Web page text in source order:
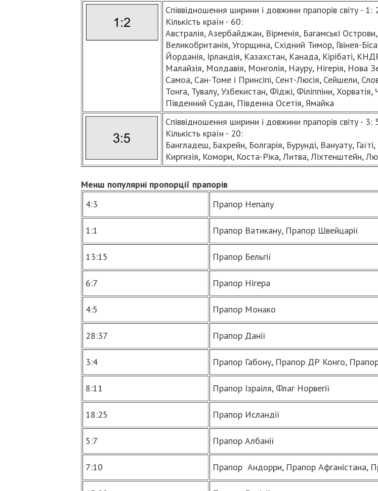
Співвідношення ширини і довжини прапорів світу - 1:
Кількість країн - 60:
Австралія, Азербайджан, Вірменія, Багамські
Великобританія, Угорщина, Східний Тимор, Гвінея-
Йорданія, Ірландія, Казахстан, Канада, Кірібаті,
Малайзія, Молдавія, Монголія, Науру, Нігерія,
Самоа, Сан-Томе і Принсіпі, Сент-Люсія, Сейшели,
Тонга, Тувалу, Узбекистан, Фіджі, Філіппіни,
Південний Судан, Південна Осетія, Ямайка
Співвідношення ширини і довжини прапорів світу - 3:
Кількість країн - 20:
Бангладеш, Бахрейн, Болгарія, Бурунді, Вануату,
Киргизія, Комори, Коста-Ріка, Литва, Ліхтенштейн,
Менш популярні пропорції прапорів
4:3
Прапор Непалу
1:1 Прапор Ватикану, Прапор Швейцарії
13:15 Прапор Бельгії
6:7 Прапор Нігера
4:5 Прапор Монако
28:37 Прапор Данії
3:4 Прапор Габону, Прапор ДР Конго,
8:11 Прапор Ізраіля, Флаг Норвегії
18:25 Прапор Исландії
5:7 Прапор Албанії
7:10 Прапор Андорри, Прапор Афганістана,